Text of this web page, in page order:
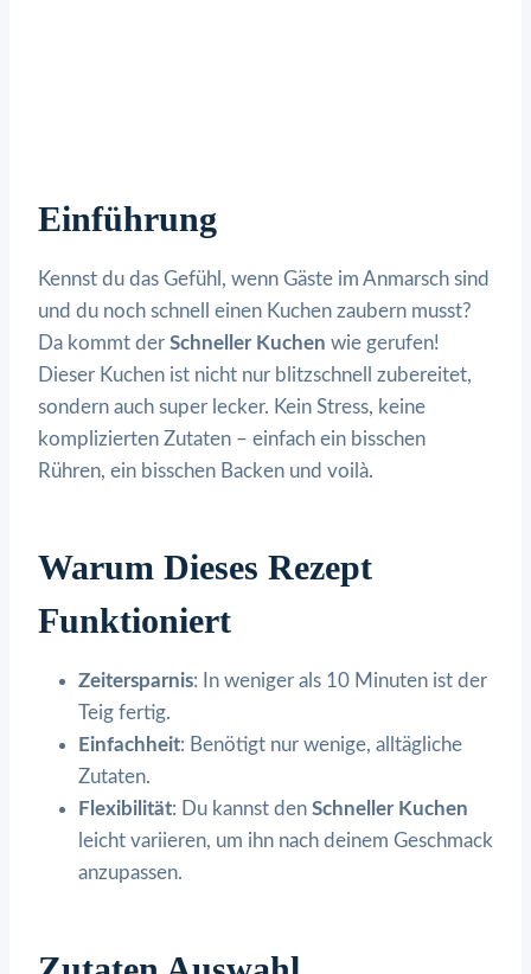
Einführung
Kennst du das Gefühl, wenn Gäste im Anmarsch sind
und du noch schnell einen Kuchen zaubern musst?
Da kommt der Schneller Kuchen wie gerufen!
Dieser Kuchen ist nicht nur blitzschnell zubereitet,
sondern auch super lecker. Kein Stress, keine
komplizierten Zutaten – einfach ein bisschen
Rühren, ein bisschen Backen und voilà.
Warum Dieses Rezept
Funktioniert
Zeitersparnis: In weniger als 10 Minuten ist der
Teig fertig.
Einfachheit: Benötigt nur wenige, alltägliche
Zutaten.
Flexibilität: Du kannst den Schneller Kuchen
leicht variieren, um ihn nach deinem Geschmack
anzupassen.